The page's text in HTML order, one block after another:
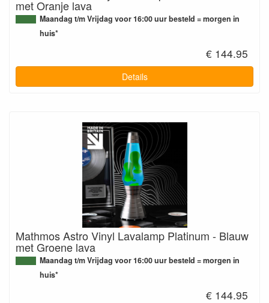
met Oranje lava
Maandag t/m Vrijdag voor 16:00 uur besteld = morgen in
huis*
€ 144.95
Details
Mathmos Astro Vinyl Lavalamp Platinum - Blauw
met Groene lava
Maandag t/m Vrijdag voor 16:00 uur besteld = morgen in
huis*
€ 144.95